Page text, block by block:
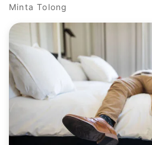
Minta Tolong